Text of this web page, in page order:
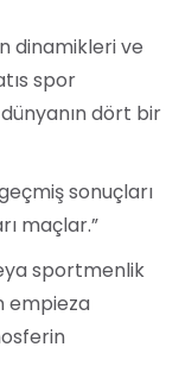
dinamikleri ve
spor
dört bir
sonuçları
maçlar.”
sportmenlik
empieza